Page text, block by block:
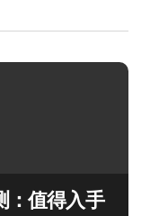
：值得入手